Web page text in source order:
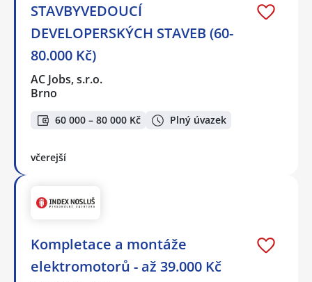
STAVBYVEDOUCÍ
DEVELOPERSKÝCH STAVEB (60-
80.000 Kč)
AC Jobs, s.r.o.
Brno
60 000 – 80 000 Kč Plný úvazek
včerejší
Kompletace a montáže
elektromotorů - až 39.000 Kč